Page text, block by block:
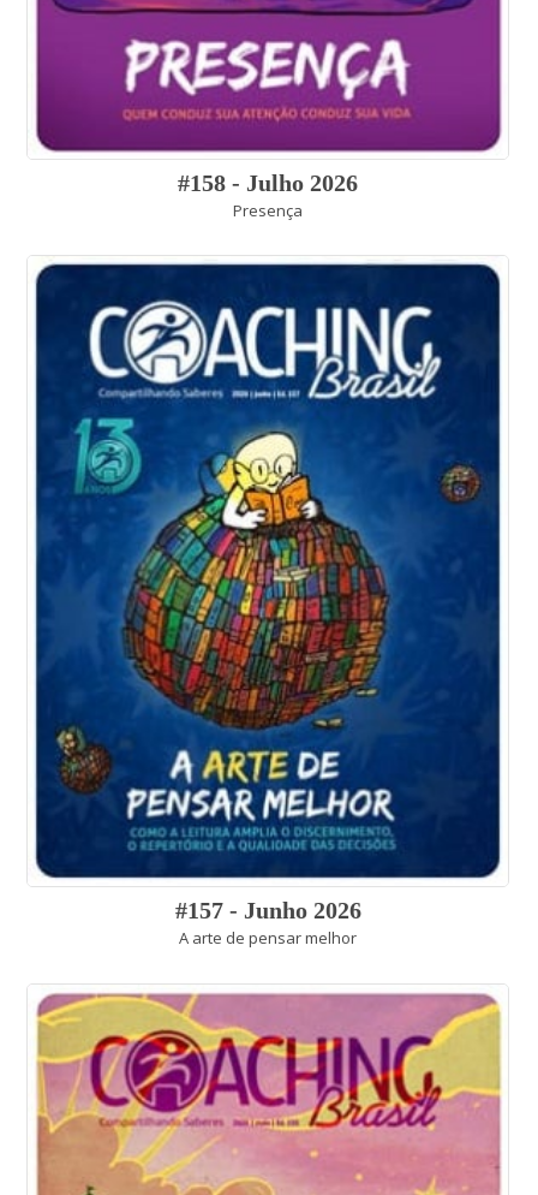
#158 - Julho 2026
Presença
#157 - Junho 2026
A arte de pensar melhor